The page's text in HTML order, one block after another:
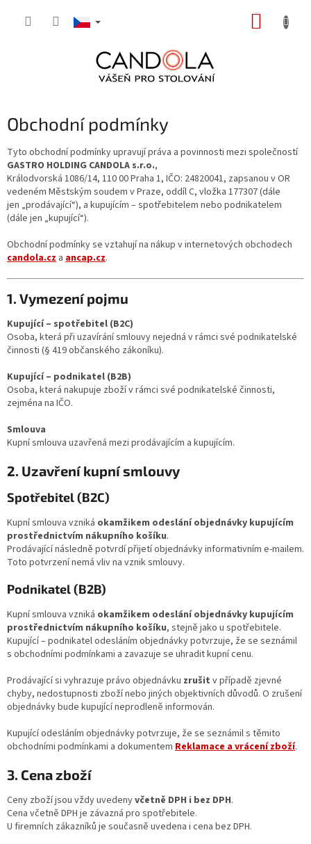
Obchodní podmínky
Tyto obchodní podmínky upravují práva a povinnosti mezi společností
GASTRO HOLDING CANDOLA s.r.o.,
Králodvorská 1086/14, 110 00 Praha 1, IČO: 24820041, zapsanou v OR
vedeném Městským soudem v Praze, oddíl C, vložka 177307 (dále
jen „prodávající“), a kupujícím – spotřebitelem nebo podnikatelem
(dále jen „kupující“).
Obchodní podmínky se vztahují na nákup v internetových obchodech
candola.cz a ancap.cz.
1. Vymezení pojmu
Kupující – spotřebitel (B2C)
Osoba, která při uzavírání smlouvy nejedná v rámci své podnikatelské
činnosti (§ 419 občanského zákoníku).
Kupující – podnikatel (B2B)
Osoba, která nakupuje zboží v rámci své podnikatelské činnosti,
zejména na IČO.
Smlouva
Kupní smlouva uzavřená mezi prodávajícím a kupujícím.
2. Uzavření kupní smlouvy
Spotřebitel (B2C)
Kupní smlouva vzniká okamžikem odeslání objednávky kupujícím
prostřednictvím nákupního košíku.
Prodávající následně potvrdí přijetí objednávky informativním e‑mailem.
Toto potvrzení nemá vliv na vznik smlouvy.
Podnikatel (B2B)
Kupní smlouva vzniká okamžikem odeslání objednávky kupujícím
prostřednictvím nákupního košíku, stejně jako u spotřebitele.
Kupující – podnikatel odesláním objednávky potvrzuje, že se seznámil
s obchodními podmínkami a zavazuje se uhradit kupní cenu.
Prodávající si vyhrazuje právo objednávku zrušit v případě zjevné
chyby, nedostupnosti zboží nebo jiných objektivních důvodů. O zrušení
objednávky bude kupující neprodleně informován.
Kupující odesláním objednávky potvrzuje, že se seznámil s těmito
obchodními podmínkami a dokumentem Reklamace a vrácení zboží.
3. Cena zboží
Ceny zboží jsou vždy uvedenyvčetně DPH i bez DPH.
Cena včetně DPH je závazná pro spotřebitele.
U firemních zákazníků je současně uvedena i cena bez DPH.